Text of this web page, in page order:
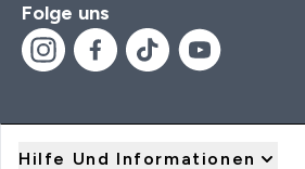
Folge uns
Hilfe Und Informationen